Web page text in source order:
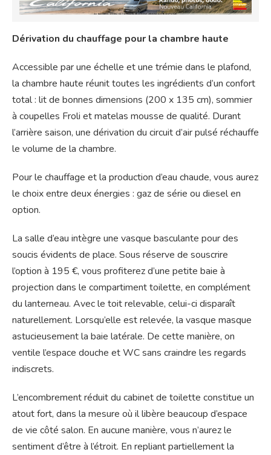
Dérivation du chauffage pour la chambre haute
Accessible par une échelle et une trémie dans le plafond,
la chambre haute réunit toutes les ingrédients d’un confort
total : lit de bonnes dimensions (200 x 135 cm), sommier
à coupelles Froli et matelas mousse de qualité. Durant
l’arrière saison, une dérivation du circuit d’air pulsé réchauffe
le volume de la chambre.
Pour le chauffage et la production d’eau chaude, vous aurez
le choix entre deux énergies : gaz de série ou diesel en
option.
La salle d’eau intègre une vasque basculante pour des
soucis évidents de place. Sous réserve de souscrire
l’option à 195 €, vous profiterez d’une petite baie à
projection dans le compartiment toilette, en complément
du lanterneau. Avec le toit relevable, celui-ci disparaît
naturellement. Lorsqu’elle est relevée, la vasque masque
astucieusement la baie latérale. De cette manière, on
ventile l’espace douche et WC sans craindre les regards
indiscrets.
L’encombrement réduit du cabinet de toilette constitue un
atout fort, dans la mesure où il libère beaucoup d’espace
de vie côté salon. En aucune manière, vous n’aurez le
sentiment d’être à l’étroit. En repliant partiellement la